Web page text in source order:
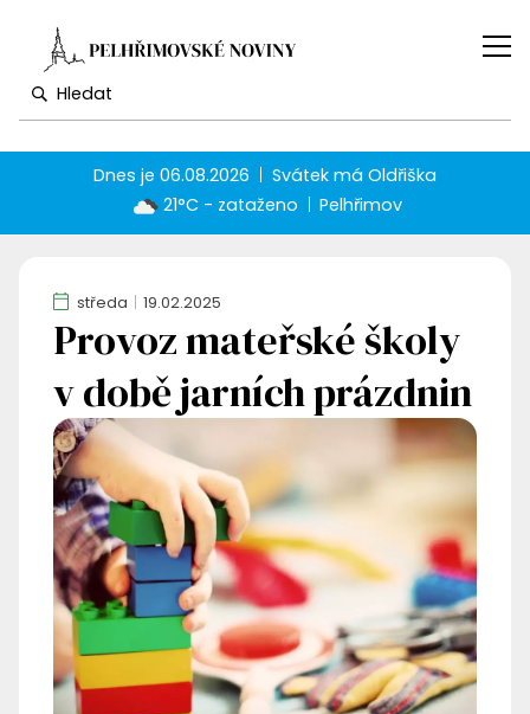
Dnes je06.08.2026 Svátek má Oldřiška
21°C - zataženo
Pelhřimov
středa 19.02.2025
Provoz mateřské školy
v době jarních prázdnin